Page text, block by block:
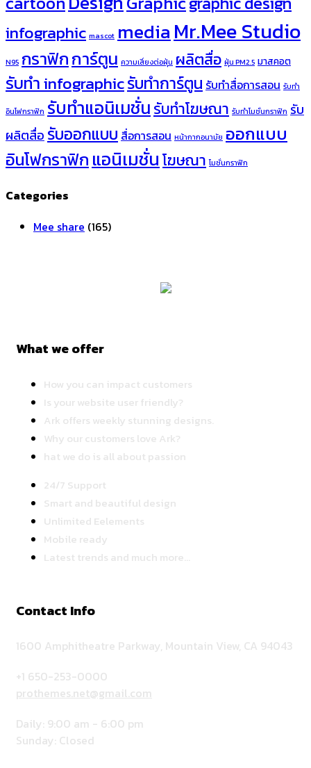
infographic mascot mediaMr.Mee Studio
N95 กราฟิกการ์ตูน ความเสี่ยงต่อฝุ่น ผลิตสื่อ ฝุ่น PM2.5 มาสคอต
รับทำ infographicรับทำการ์ตูน รับทำสื่อการสอน รับทำ
อินโฟกราฟิก รับทำแอนิเมชั่นรับทำโฆษณา รับทำโมชั่นกราฟิก รับ
ผลิตสื่อ รับออกแบบ สื่อการสอน หน้ากากอนามัย ออกแบบ
อินโฟกราฟิก แอนิเมชั่นโฆษณา โมชั่นกราฟิก
Categories
Mee share (165)
What we offer
How you can impact customers
Is your website user friendly?
Ark offers weekly stunning designs.
Why our customers love Ark?
hat we do is all about passion
24/7 Support
Smart and beautiful design
Unlimited Eelements
Mobile ready
Latest trends and much more...
Contact Info
1600 Amphitheatre Parkway, Mountain View, CA 94043
+1 650-253-0000
prothemes.net@gmail.com
Daily: 9:00 am - 6:00 pm
Sunday: Closed